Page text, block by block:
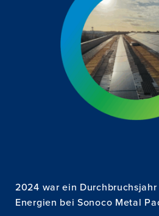
2024 war ein
Energien bei Sonoco Metal